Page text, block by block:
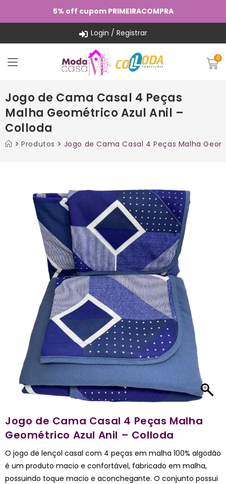
5% off cupom PRIMEIRACOMPRA
Login / Registrar
Jogo de Cama Casal 4 Peças
Malha Geométrico Azul Anil –
Colloda
Produtos Jogo de Cama Casal 4 Peças Malha
Jogo de Cama Casal 4 Peças Malha
Geométrico Azul Anil – Colloda
O jogo de lençol casal com 4 peças em malha 100% algodão
é um produto macio e confortável, fabricado em malha,
possuindo toque macio e aconchegante. O conjunto possui